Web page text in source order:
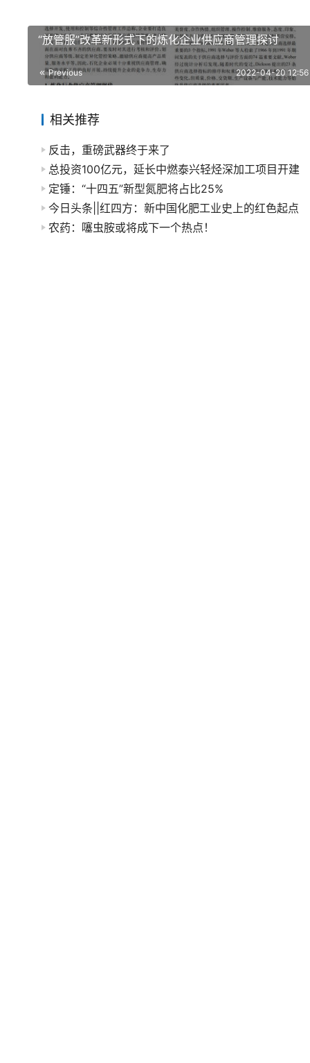
“放管服”改革新形式下的炼化企业供应商管理探讨
Previous 2022-04-20 12:56
相关推荐
反击，重磅武器终于来了
总投资100亿元，延长中燃泰兴轻烃深加工项目开建
定锤：“十四五”新型氮肥将占比25%
今日头条||红四方：新中国化肥工业史上的红色起点
农药：噻虫胺或将成下一个热点！